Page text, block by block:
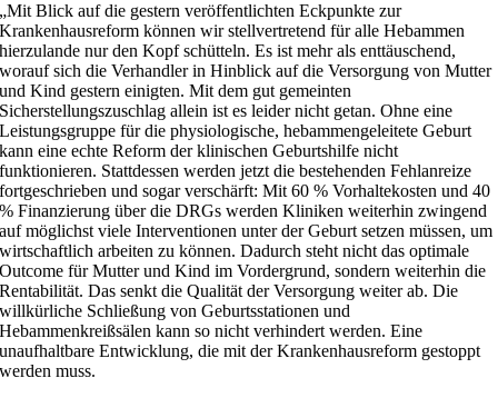
„Mit Blick auf die gestern veröffentlichten Eckpunkte zur
Krankenhausreform können wir stellvertretend für alle Hebammen
hierzulande nur den Kopf schütteln. Es ist mehr als enttäuschend,
worauf sich die Verhandler in Hinblick auf die Versorgung von Mutter
und Kind gestern einigten. Mit dem gut gemeinten
Sicherstellungszuschlag allein ist es leider nicht getan. Ohne eine
Leistungsgruppe für die physiologische, hebammengeleitete Geburt
kann eine echte Reform der klinischen Geburtshilfe nicht
funktionieren. Stattdessen werden jetzt die bestehenden Fehlanreize
fortgeschrieben und sogar verschärft: Mit 60 % Vorhaltekosten und 40
% Finanzierung über die DRGs werden Kliniken weiterhin zwingend
auf möglichst viele Interventionen unter der Geburt setzen müssen, um
wirtschaftlich arbeiten zu können. Dadurch steht nicht das optimale
Outcome für Mutter und Kind im Vordergrund, sondern weiterhin die
Rentabilität. Das senkt die Qualität der Versorgung weiter ab. Die
willkürliche Schließung von Geburtsstationen und
Hebammenkreißsälen kann so nicht verhindert werden. Eine
unaufhaltbare Entwicklung, die mit der Krankenhausreform gestoppt
werden muss.